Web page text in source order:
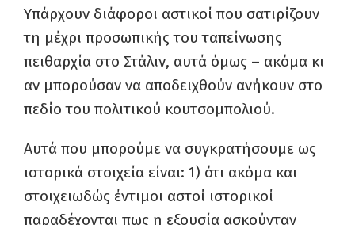
Υπάρχουν διάφοροι αστικοί που σατιρίζουν
τη μέχρι προσωπικής του ταπείνωσης
πειθαρχία στο Στάλιν, αυτά όμως – ακόμα κι
αν μπορούσαν να αποδειχθούν ανήκουν στο
πεδίο του πολιτικού κουτσομπολιού.
Αυτά που μπορούμε να συγκρατήσουμε ως
ιστορικά στοιχεία είναι: 1) ότι ακόμα και
στοιχειωδώς έντιμοι αστοί ιστορικοί
παραδέχονται πως η εξουσία ασκούνταν